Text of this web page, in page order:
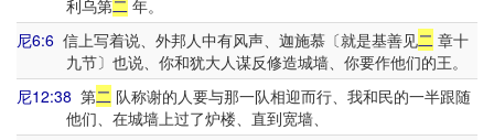
利乌第二年。
尼6:6 信上写着说、外邦人中有风声、迦施慕〔就是基善见二 章十
九节〕也说、你和犹大人谋反修造城墙、你要作他们的王。
尼12:38 第二 队称谢的人要与那一队相迎而行、我和民的一半跟随
他们、在城墙上过了炉楼、直到宽墙、